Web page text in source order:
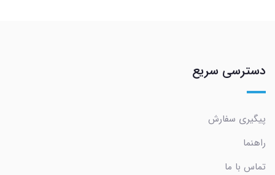
دسترسی سریع
پیگیری سفارش
راهنما
تماس با ما